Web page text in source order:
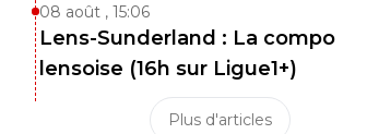
08 août , 15:06
Lens-Sunderland : La compo
lensoise (16h sur Ligue1+)
Plus d'articles